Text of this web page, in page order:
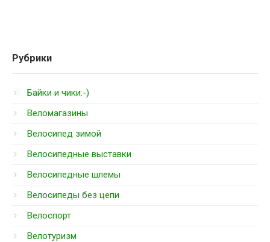
Рубрики
Байки и чики:-)
Веломагазины
Велосипед зимой
Велосипедные выставки
Велосипедные шлемы
Велосипеды без цепи
Велоспорт
Велотуризм